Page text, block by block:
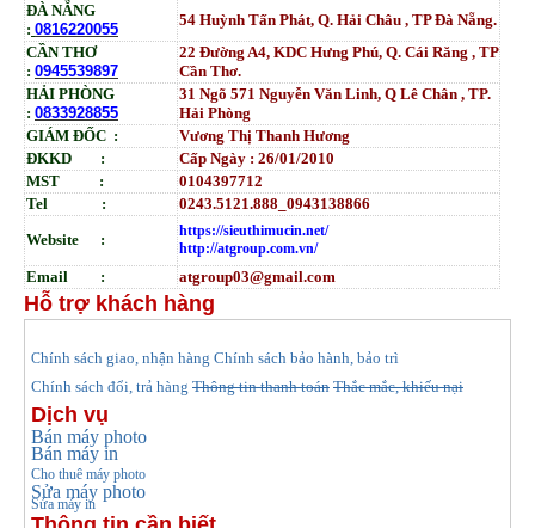
ĐÀ NẴNG
: 0816220055
54 Huỳnh Tấn Phát, Q. Hải Châu , TP Đà Nẵng.
CẦN THƠ
: 0945539897
22 Đường A4, KDC Hưng Phú, Q. Cái Răng , TP
Cần Thơ.
HẢI PHÒNG
: 0833928855
31 Ngõ 571 Nguyễn Văn Linh, Q Lê Chân , TP.
Hải Phòng
GIÁM ĐỐC :
Vương Thị Thanh Hương
ĐKKD :
Cấp Ngày : 26/01/2010
MST :
0104397712
Tel :
0243.5121.888_0943138866
Website :
https://sieuthimucin.net/
http://atgroup.com.vn/
Email : atgroup03@gmail.com
Hỗ trợ khách hàng
Chính sách giao, nhận hàng Chính sách bảo hành, bảo trì
Chính sách đổi, trả hàng Thông tin thanh toán Thắc mắc, khiếu nại
Dịch vụ
Bán máy photo
Bán máy in
Cho thuê máy photo
Sửa máy photo
Sửa máy in